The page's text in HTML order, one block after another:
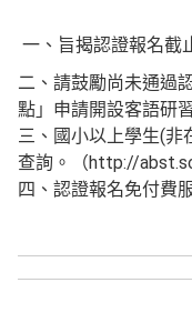
一、旨揭認證報名截
二、請鼓勵尚未通過
點」申請開設客語研
三、國小以上學生(非
查詢。（http://
四、認證報名免付費